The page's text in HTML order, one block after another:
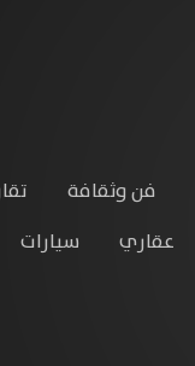
فن وثقافة
عقاري سيارات